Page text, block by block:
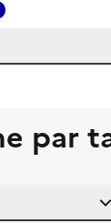
par